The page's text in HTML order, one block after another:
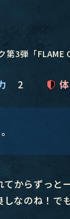
第3弾「FLAME
2
てからずっと
しなのね！で